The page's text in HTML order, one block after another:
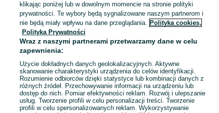
klikając poniżej lub w dowolnym momencie na stronie polityki
prywatności. Te wybory będą sygnalizowane naszym partnerom i
nie będą miały wpływu na dane przeglądania. Polityka cookies,
Polityka Prywatności
Wraz z naszymi partnerami przetwarzamy dane w celu
zapewnienia:
Użycie dokładnych danych geolokalizacyjnych. Aktywne
skanowanie charakterystyki urządzenia do celów identyfikacji.
Rozumienie odbiorców dzięki statystyce lub kombinacji danych z
różnych źródeł. Przechowywanie informacji na urządzeniu lub
dostęp do nich. Pomiar efektywności reklam. Rozwój i ulepszanie
usług. Tworzenie profili w celu personalizacji treści. Tworzenie
profili w celu spersonalizowanych reklam. Wykorzystywanie